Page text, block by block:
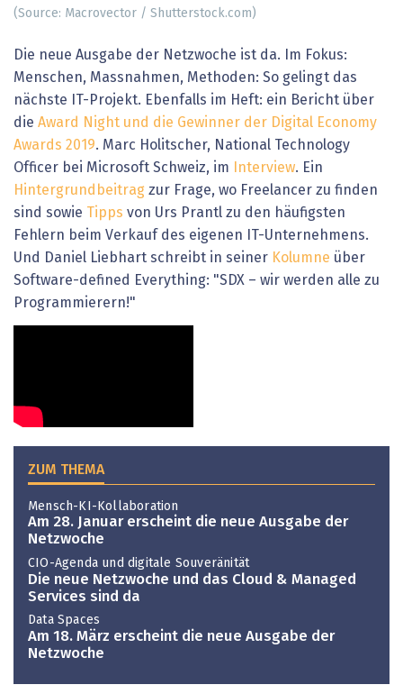
(Source: Macrovector / Shutterstock.com)
Die neue Ausgabe der Netzwoche ist da. Im Fokus:
Menschen, Massnahmen, Methoden: So gelingt das
nächste IT-Projekt. Ebenfalls im Heft: ein Bericht über
die Award Night und die Gewinner der Digital Economy
Awards 2019. Marc Holitscher, National Technology
Officer bei Microsoft Schweiz, im
Interview. Ein
Hintergrundbeitrag zur Frage, wo Freelancer zu finden
sind sowie Tipps von Urs Prantl zu den häufigsten
Fehlern beim Verkauf des eigenen IT-Unternehmens.
Und Daniel Liebhart schreibt in seiner Kolumne über
Software-defined Everything: "SDX – wir werden alle zu
Programmierern!"
ZUM THEMA
Mensch-KI-Kollaboration
Am 28. Januar erscheint die neue Ausgabe der
Netzwoche
CIO-Agenda und digitale Souveränität
Die neue Netzwoche und das Cloud & Managed
Services sind da
Data Spaces
Am 18. März erscheint die neue Ausgabe der
Netzwoche